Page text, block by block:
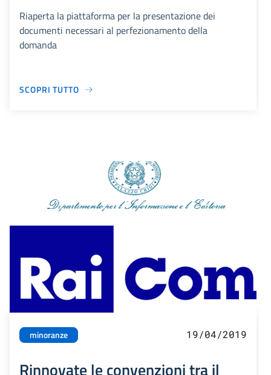
Riaperta la piattaforma per la presentazione dei
documenti necessari al perfezionamento della
domanda
SCOPRI TUTTO
minoranze 19/04/2019
Rinnovate le convenzioni tra il